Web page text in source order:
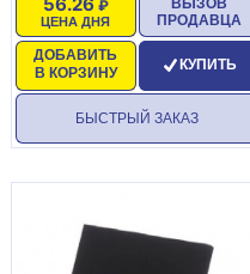
ЦЕНА ДНЯ
56.26
ДОБАВИТЬ
В КОРЗИНУ
ВЫЗОВ
ПРОДАВЦА
КУПИТЬ
БЫСТРЫЙ ЗАКАЗ